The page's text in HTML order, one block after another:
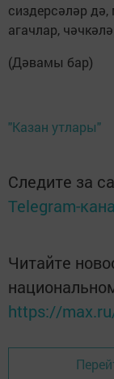
сиздерсәләр
агачлар,
(Дәвамы бар)
"Казан утлары"
Следите за
Telegram-
Читайте
https://